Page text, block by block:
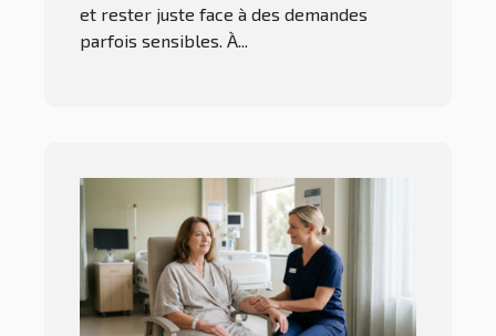
et rester juste face à des demandes
parfois sensibles. À...